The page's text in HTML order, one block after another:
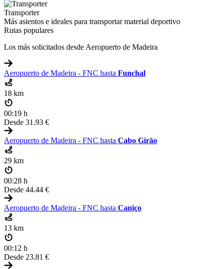
Transporter
Más asientos e ideales para transportar material deportivo
Rutas populares
Los más solicitados desde Aeropuerto de Madeira
Aeropuerto de Madeira - FNC hasta Funchal
18 km
00:19 h
Desde 31.93 €
Aeropuerto de Madeira - FNC hasta Cabo Girão
29 km
00:28 h
Desde 44.44 €
Aeropuerto de Madeira - FNC hasta Caniço
13 km
00:12 h
Desde 23.81 €